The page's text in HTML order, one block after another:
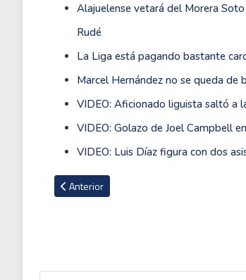
Alajuelense vetará del Morera
Rudé
La Liga está pagando bastante
Marcel Hernández no se queda de
VIDEO: Aficionado liguista saltó a
VIDEO: Golazo de Joel Campbell
VIDEO: Luis Díaz figura con dos
Artículo anterior: El Saint Gregory School de
Anterior